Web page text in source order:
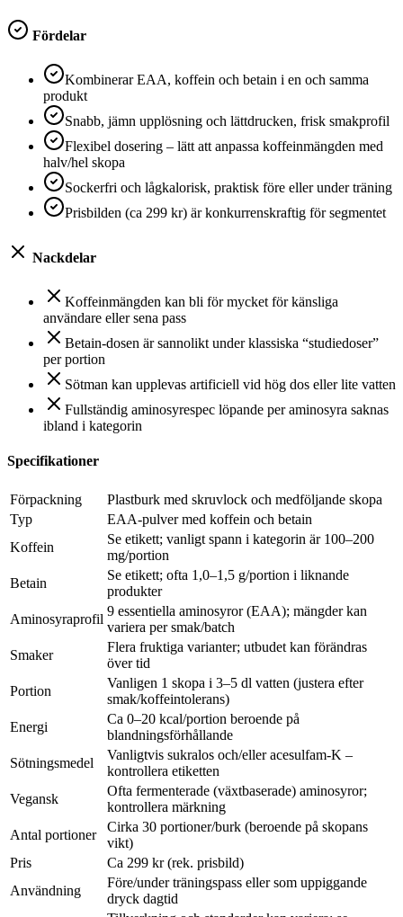
Fördelar
Kombinerar EAA, koffein och betain i en och samma
produkt
Snabb, jämn upplösning och lättdrucken, frisk smakprofil
Flexibel dosering – lätt att anpassa koffeinmängden med
halv/hel skopa
Sockerfri och lågkalorisk, praktisk före eller under träning
Prisbilden (ca 299 kr) är konkurrenskraftig för segmentet
Nackdelar
Koffeinmängden kan bli för mycket för känsliga
användare eller sena pass
Betain-dosen är sannolikt under klassiska “studiedoser”
per portion
Sötman kan upplevas artificiell vid hög dos eller lite vatten
Fullständig aminosyrespec löpande per aminosyra saknas
ibland i kategorin
Specifikationer
Förpackning
Plastburk med skruvlock och medföljande skopa
Typ
EAA-pulver med koffein och betain
Koffein
Se etikett; vanligt spann i kategorin är 100–200
mg/portion
Betain
Se etikett; ofta 1,0–1,5 g/portion i liknande
produkter
Aminosyraprofil
9 essentiella aminosyror (EAA); mängder kan
variera per smak/batch
Smaker
Flera fruktiga varianter; utbudet kan förändras
över tid
Portion
Vanligen 1 skopa i 3–5 dl vatten (justera efter
smak/koffeintolerans)
Energi
Ca 0–20 kcal/portion beroende på
blandningsförhållande
Sötningsmedel
Vanligtvis sukralos och/eller acesulfam-K –
kontrollera etiketten
Vegansk
Ofta fermenterade (växtbaserade) aminosyror;
kontrollera märkning
Antal portioner
Cirka 30 portioner/burk (beroende på skopans
vikt)
Pris
Ca 299 kr (rek. prisbild)
Användning
Före/under träningspass eller som uppiggande
dryck dagtid